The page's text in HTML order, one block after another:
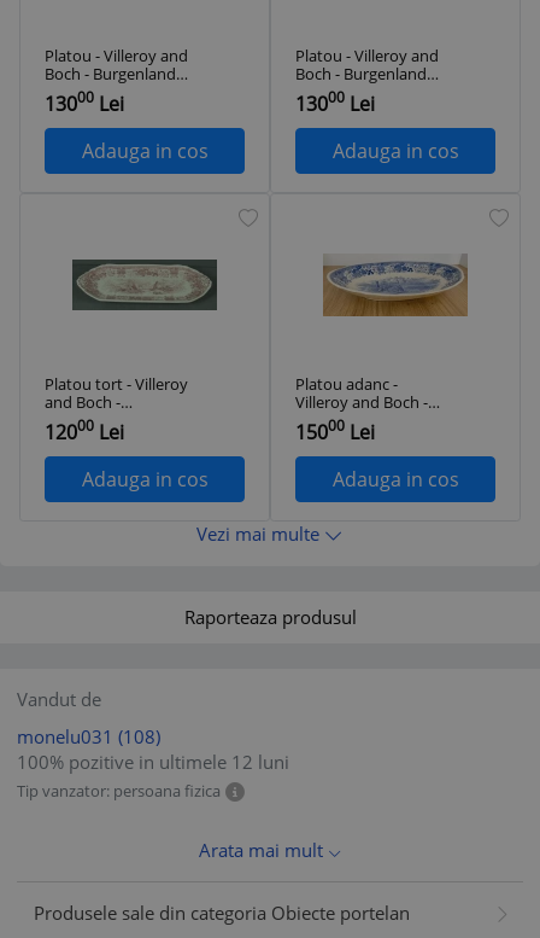
Platou - Villeroy and
Boch - Burgenland -
30 cm
13000 Lei
Adauga in cos
Platou - Villeroy and
Boch - Burgenland -
36 cm
13000 Lei
Adauga in cos
Platou tort - Villeroy
and Boch -
Burgenland - 34 cm
12000 Lei
Adauga in cos
Platou adanc -
Villeroy and Boch -
Burgenland - 28 cm
15000 Lei
Adauga in cos
Vezi mai multe
Raporteaza produsul
Vandut de
monelu031 (108)
100% pozitive in ultimele 12 luni
Tip vanzator: persoana fizica
Arata mai mult
Produsele sale din categoria Obiecte portelan